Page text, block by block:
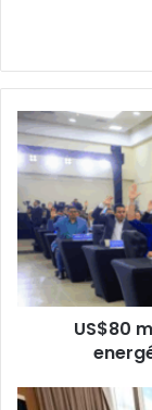
US$80
millones
potenciarán
subsidios
energéticos
en
zonas
vulnerables
US$80
Estudiantes